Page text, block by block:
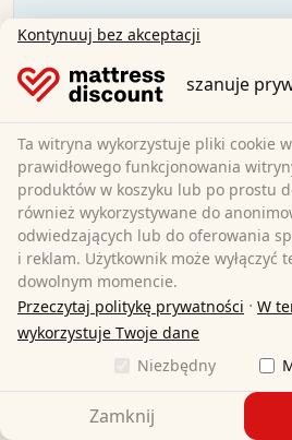
Kontynuuj bez akceptacji
szanuje
Ta witryna wykorzystuje pliki cookie
prawidłowego funkcjonowania
produktów w koszyku lub po prostu
również wykorzystywane do
odwiedzających lub do oferowania
i reklam. Użytkownik może wyłączyć
dowolnym momencie.
Przeczytaj politykę prywatności · W
wykorzystuje Twoje dane
Niezbędny
Zamknij